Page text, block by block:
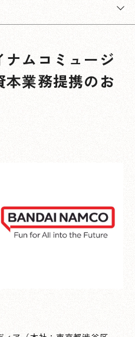
ムコミュージ
本業務提携のお